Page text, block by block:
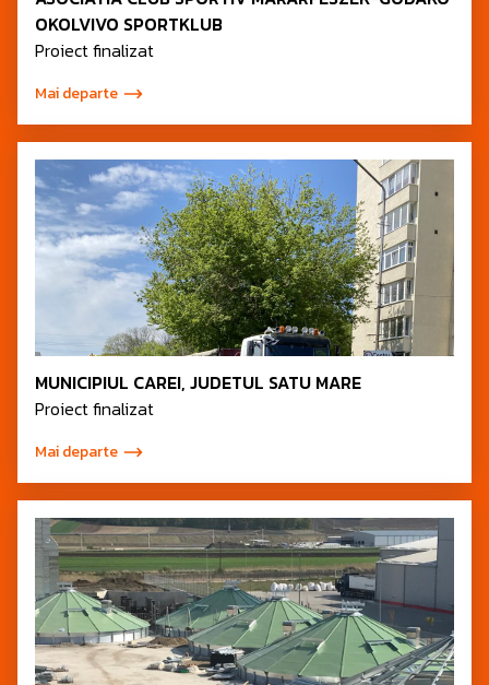
OKOLVIVO SPORTKLUB
Proiect finalizat
Mai departe
MUNICIPIUL CAREI, JUDETUL SATU MARE
Proiect finalizat
Mai departe